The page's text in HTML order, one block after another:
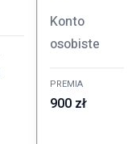
Konto
osobiste
PREMIA
900 zł